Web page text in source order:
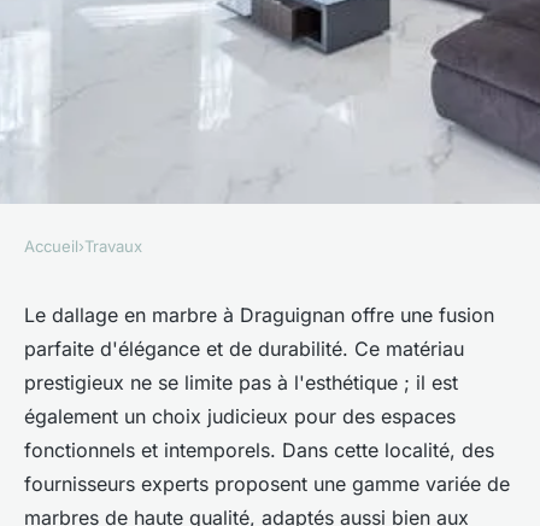
Le dallage en marbre à
Draguignan : élégance et
durabilité
Timéo•5 février 2025•4 min de lecture
Accueil›Travaux
Le dallage en marbre à Draguignan offre une fusion
parfaite d'élégance et de durabilité. Ce matériau
prestigieux ne se limite pas à l'esthétique ; il est
également un choix judicieux pour des espaces
fonctionnels et intemporels. Dans cette localité, des
fournisseurs experts proposent une gamme variée de
marbres de haute qualité, adaptés aussi bien aux